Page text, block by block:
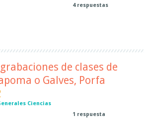
4respuestas
de clases de
o Galves, Porfa
Ciencias
1 respuesta